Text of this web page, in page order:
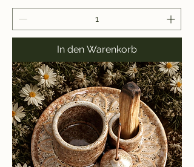
In den Warenkorb